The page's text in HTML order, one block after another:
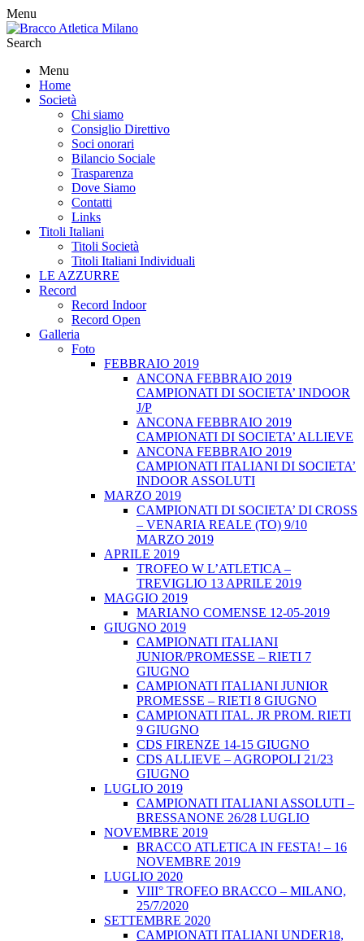
Menu
Search
Menu
Home
Società
Chi siamo
Consiglio Direttivo
Soci onorari
Bilancio Sociale
Trasparenza
Dove Siamo
Contatti
Links
Titoli Italiani
Titoli Società
Titoli Italiani Individuali
LE AZZURRE
Record
Record Indoor
Record Open
Galleria
Foto
FEBBRAIO 2019
ANCONA FEBBRAIO 2019
CAMPIONATI DI SOCIETA’ INDOOR
J/P
ANCONA FEBBRAIO 2019
CAMPIONATI DI SOCIETA’ ALLIEVE
ANCONA FEBBRAIO 2019
CAMPIONATI ITALIANI DI SOCIETA’
INDOOR ASSOLUTI
MARZO 2019
CAMPIONATI DI SOCIETA’ DI CROSS
– VENARIA REALE (TO) 9/10
MARZO 2019
APRILE 2019
TROFEO W L’ATLETICA –
TREVIGLIO 13 APRILE 2019
MAGGIO 2019
MARIANO COMENSE 12-05-2019
GIUGNO 2019
CAMPIONATI ITALIANI
JUNIOR/PROMESSE – RIETI 7
GIUGNO
CAMPIONATI ITALIANI JUNIOR
PROMESSE – RIETI 8 GIUGNO
CAMPIONATI ITAL. JR PROM. RIETI
9 GIUGNO
CDS FIRENZE 14-15 GIUGNO
CDS ALLIEVE – AGROPOLI 21/23
GIUGNO
LUGLIO 2019
CAMPIONATI ITALIANI ASSOLUTI –
BRESSANONE 26/28 LUGLIO
NOVEMBRE 2019
BRACCO ATLETICA IN FESTA! – 16
NOVEMBRE 2019
LUGLIO 2020
VIII° TROFEO BRACCO – MILANO,
25/7/2020
SETTEMBRE 2020
CAMPIONATI ITALIANI UNDER18,